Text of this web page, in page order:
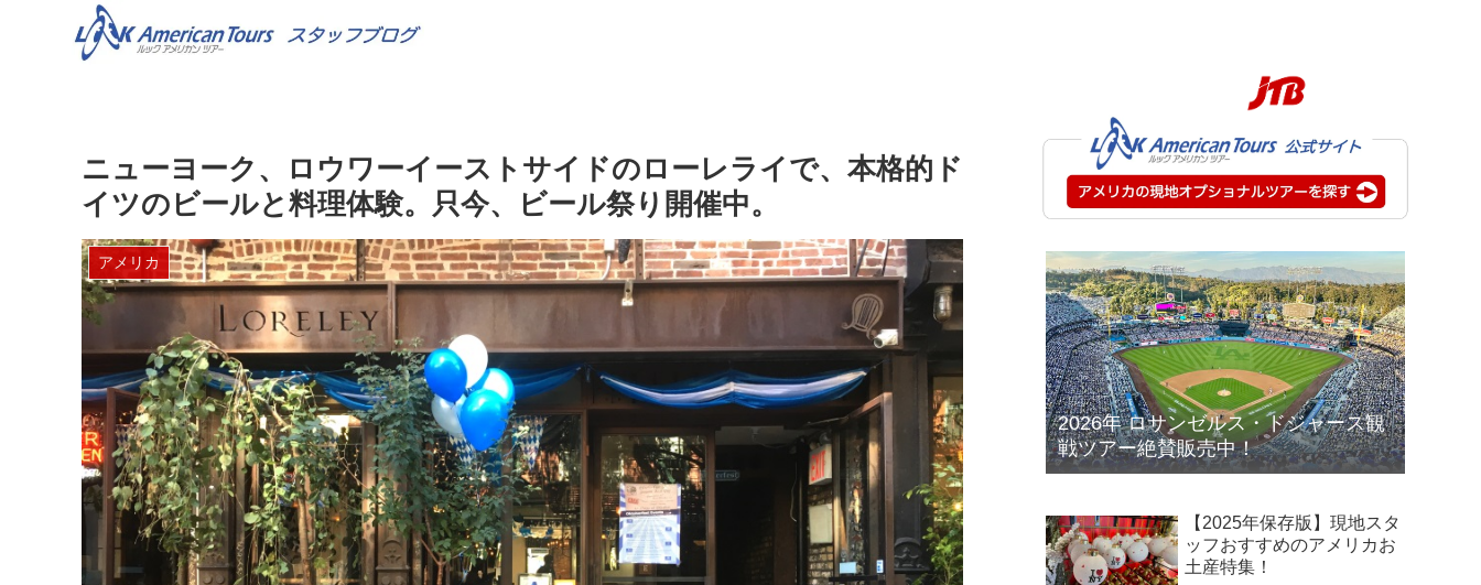
ニューヨーク、ロウワーイーストサイドのローレライで、本格的ド
イツのビールと料理体験。只今、ビール祭り開催中。
アメリカ
2026年 ロサンゼルス・ドジャース観
戦ツアー絶賛販売中！
【2025年保存版】現地スタ
ッフおすすめのアメリカお
土産特集！